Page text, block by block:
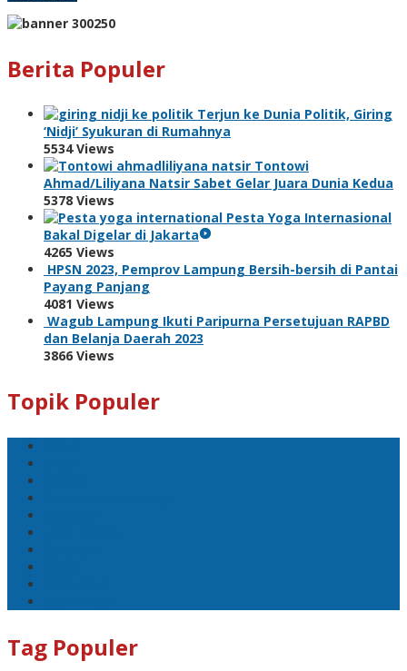
Berita Populer
Terjun ke Dunia Politik, Giring
‘Nidji’ Syukuran di Rumahnya
5534 Views
Tontowi
Ahmad/Liliyana Natsir Sabet Gelar Juara Dunia Kedua
5378 Views
Pesta Yoga Internasional
Bakal Digelar di Jakarta
4265 Views
HPSN 2023, Pemprov Lampung Bersih-bersih di Pantai
Payang Panjang
4081 Views
Wagub Lampung Ikuti Paripurna Persetujuan RAPBD
dan Belanja Daerah 2023
3866 Views
Topik Populer
Tag Populer